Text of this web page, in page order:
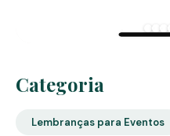
Categoria
Lembranças para Eventos